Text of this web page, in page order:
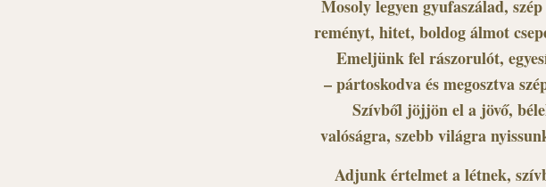
Mosoly legyen gyufaszálad,
reményt, hitet, boldog álmot
Emeljünk fel rászorulót,
– pártoskodva és megosztva
Szívből jöjjön el a jövő,
valóságra, szebb világra
Adjunk értelmet a létnek,